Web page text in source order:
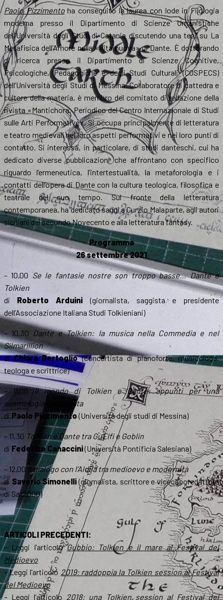
Paolo Pizzimentoha conseguito la laurea con lode in Filologia
moderna presso il Dipartimento di Scienze Umanistiche
dell’Università degli Studi di Catania discutendo una tesi su La
Metafisica dell’Amore nella «Vita nuova» di Dante. È dottorando
di ricerca presso il Dipartimento di Scienze Cognitive,
Psicologiche, Pedagogiche e degli Studi Culturali (COSPECS)
dell’Università degli Studi di Messina. Collaboratore di cattedra e
cultore della materia, è membro del comitato di redazione della
rivista «Mantichora. Periodico del Centro Internazionale di Studi
sulle Arti Performative». Si occupa principalmente di letteratura
e teatro medievali nei loro aspetti performativi e nei loro punti di
contatto. Si interessa, in particolare, di studi danteschi, cui ha
dedicato diverse pubblicazioni che affrontano con specifico
riguardo l’ermeneutica, l’intertestualità, la metaforologia e i
contatti dell’opera di Dante con la cultura teologica, filosofica e
teatrale del suo tempo. Sul fronte della letteratura
contemporanea, ha dedicato saggi a Curzio Malaparte, agli autori
siciliani del secondo Novecento e alla letteratura fantasy.
Programma
26 settembre 2021
– 10,00 Se le fantasie nostre son troppo basse… Dante e
Tolkien
di Roberto Arduini (giornalista, saggista e presidente
dell’Associazione Italiana Studi Tolkieniani)
– 10,30 Dante e Tolkien: la musica nella Commedia e nel
Silmarillion
diChiara Bertoglio(concertista di pianoforte, musicologa,
teologa e scrittrice)
– 11,00Il mondo di Tolkien e Dante: appunti per una
cosmologia comparata
di Paolo Pizzimento(Università degli studi di Messina)
– 11,30 Tolkien e Dante tra GuElfi e Goblin
di Federico Canaccini(Università Pontificia Salesiana)
– 12,00 Il dialogo con l’Aldilà tra medioevo e modernità
di Saverio Simonelli(giornalista, scrittore e vicecaporedattore
di Sat2000)
ARTICOLI PRECEDENTI:
– Leggi l’articoloGubbio: Tolkien e il mare al Festival del
Medioevo
– Leggi l’articolo 2019: raddoppia la Tolkien session al Festival
del Medioevo
– Leggi l’articolo 2018: una Tolkien session al Festival del